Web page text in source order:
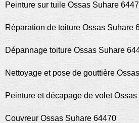
Peinture sur tuile Ossas Suhare
Réparation de toiture Ossas Suhare
Dépannage toiture Ossas Suhare
Nettoyage et pose de gouttière
Peinture et décapage de volet
Couvreur Ossas Suhare 64470